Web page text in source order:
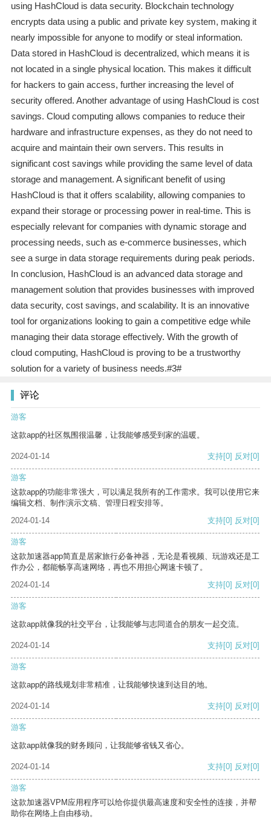
using HashCloud is data security. Blockchain technology
encrypts data using a public and private key system, making it
nearly impossible for anyone to modify or steal information.
Data stored in HashCloud is decentralized, which means it is
not located in a single physical location. This makes it difficult
for hackers to gain access, further increasing the level of
security offered. Another advantage of using HashCloud is cost
savings. Cloud computing allows companies to reduce their
hardware and infrastructure expenses, as they do not need to
acquire and maintain their own servers. This results in
significant cost savings while providing the same level of data
storage and management. A significant benefit of using
HashCloud is that it offers scalability, allowing companies to
expand their storage or processing power in real-time. This is
especially relevant for companies with dynamic storage and
processing needs, such as e-commerce businesses, which
see a surge in data storage requirements during peak periods.
In conclusion, HashCloud is an advanced data storage and
management solution that provides businesses with improved
data security, cost savings, and scalability. It is an innovative
tool for organizations looking to gain a competitive edge while
managing their data storage effectively. With the growth of
cloud computing, HashCloud is proving to be a trustworthy
solution for a variety of business needs.#3#
评论
游客
这款app的社区氛围很温馨，让我能够感受到家的温暖。
2024-01-14 支持[0] 反对[0]
游客
这款app的功能非常强大，可以满足我所有的工作需求。我可以使用它来
编辑文档、制作演示文稿、管理日程安排等。
2024-01-14
支持[0] 反对[0]
游客
这款加速器app简直是居家旅行必备神器，无论是看视频、玩游戏还是工
作办公，都能畅享高速网络，再也不用担心网速卡顿了。
2024-01-14
支持[0] 反对[0]
游客
这款app就像我的社交平台，让我能够与志同道合的朋友一起交流。
2024-01-14 支持[0] 反对[0]
游客
这款app的路线规划非常精准，让我能够快速到达目的地。
2024-01-14 支持[0] 反对[0]
游客
这款app就像我的财务顾问，让我能够省钱又省心。
2024-01-14 支持[0] 反对[0]
游客
这款加速器VPM应用程序可以给你提供最高速度和安全性的连接，并帮
助你在网络上自由移动。